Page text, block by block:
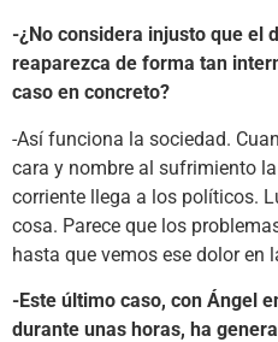
-¿No considera injusto que el
reaparezca de forma tan
caso en concreto?
-Así funciona la sociedad.
cara y nombre al sufrimiento
corriente llega a los políticos.
cosa. Parece que los
hasta que vemos ese dolor en
-Este último caso, con Ángel
durante unas horas, ha